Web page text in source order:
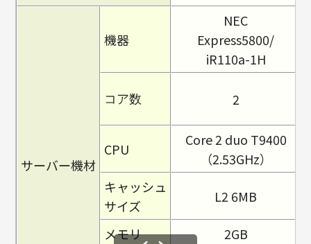
サーバー機材
機器
NEC
Express5800/
iR110a-1H
コア数 2
CPU
Core 2 duo T9400
（2.53GHz）
キャッシュ
サイズ
L2 6MB
メモリ
2GB